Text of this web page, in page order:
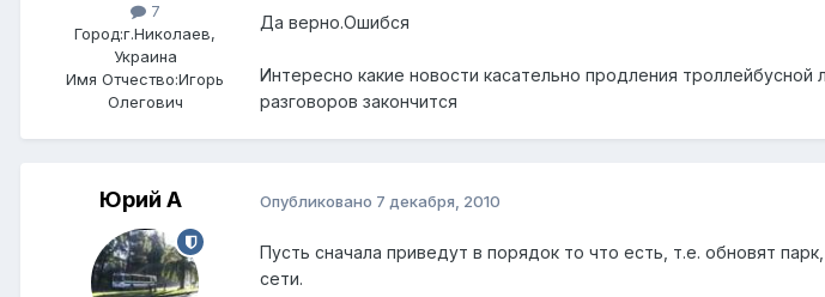
7
Город:г.Николаев,
Украина
Имя Отчество:Игорь
Олегович
Да верно.Ошибся
Интересно какие новости касательно продления
разговоров закончится
Юрий А Опубликовано 7 декабря, 2010
Пусть сначала приведут в порядок то что есть, т.е. обновят
сети.